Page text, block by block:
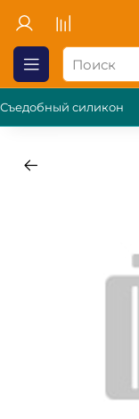
Съедобный силикон